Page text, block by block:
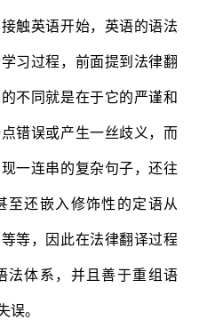
触英语开始，英语的语法
习过程，前面提到法律翻
不同就是在于它的严谨和
错误或产生一丝歧义，而
一连串的复杂句子，还往
至还嵌入修饰性的定语从
等，因此在法律翻译过程
法体系，并且善于重组语
。